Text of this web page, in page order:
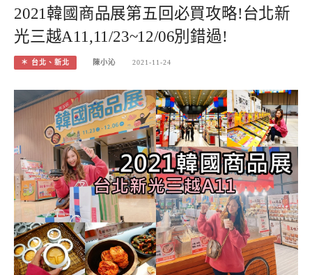
2021韓國商品展第五回必買攻略!台北新
光三越A11,11/23~12/06別錯過!
＊ 台北、新北 陳小沁 2021-11-24